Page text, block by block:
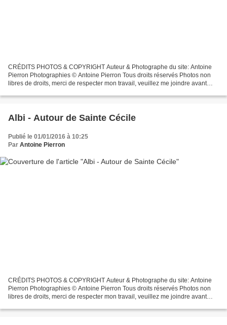
CRÉDITS PHOTOS & COPYRIGHT Auteur & Photographe du site: Antoine
Pierron Photographies © Antoine Pierron Tous droits réservés Photos non
libres de droits, merci de respecter mon travail, veuillez me joindre avant
Albi - Autour de Sainte Cécile
Publié le 01/01/2016 à 10:25
Par Antoine Pierron
CRÉDITS PHOTOS & COPYRIGHT Auteur & Photographe du site: Antoine
Pierron Photographies © Antoine Pierron Tous droits réservés Photos non
libres de droits, merci de respecter mon travail, veuillez me joindre avant